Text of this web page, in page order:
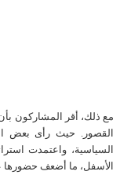
مع ذلك، أقر المشاركون
القصور. حيث رأى بعض
السياسية، واعتمدت
الأسفل، ما أضعف حضورها